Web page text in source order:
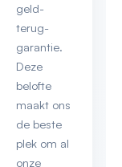
geld-
terug-
garantie.
Deze
belofte
maakt ons
de beste
plek om al
onze